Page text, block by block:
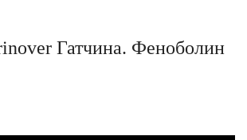
Гатчина. Феноболин